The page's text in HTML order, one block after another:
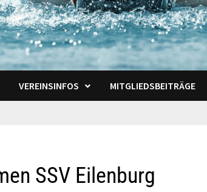
VEREINSINFOS MITGLIEDSBEITRÄGE
SSV Eilenburg